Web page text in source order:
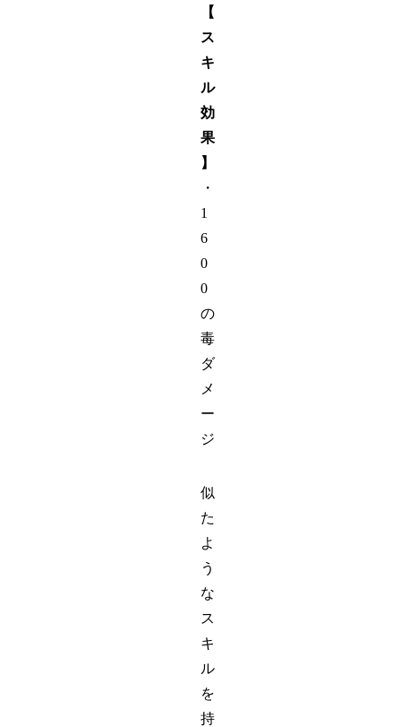
【
ス
キ
ル
効
果
】
・
1
6
0
0
の
毒
ダ
メ
ー
ジ
似
た
よ
う
な
ス
キ
ル
を
持